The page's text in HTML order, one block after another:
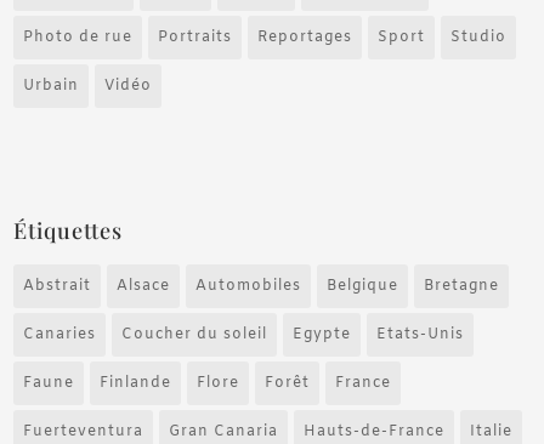
Photo de rue Portraits Reportages Sport Studio
Urbain Vidéo
Étiquettes
Abstrait Alsace Automobiles Belgique Bretagne
Canaries Coucher du soleil Egypte Etats-Unis
Faune Finlande Flore Forêt France
Fuerteventura Gran Canaria Hauts-de-France Italie